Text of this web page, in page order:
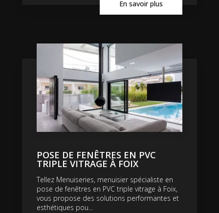
En savoir plus
POSE DE FENÊTRES EN PVC
TRIPLE VITRAGE À FOIX
Tellez Menuiseries, menuisier spécialiste en
pose de fenêtres en PVC triple vitrage à Foix,
vous propose des solutions performantes et
esthétiques pou...